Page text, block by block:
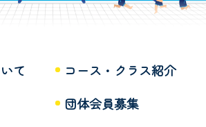
て
コース・クラス紹介
団体会員募集